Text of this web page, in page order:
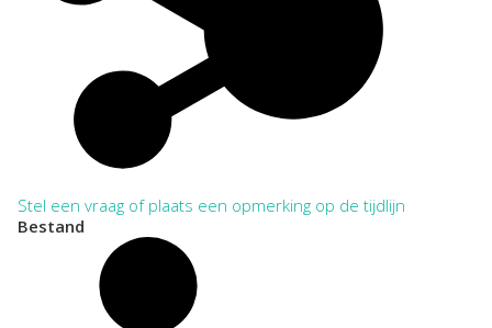
Stel een vraag of plaats een opmerking op de tijdlijn
Bestand